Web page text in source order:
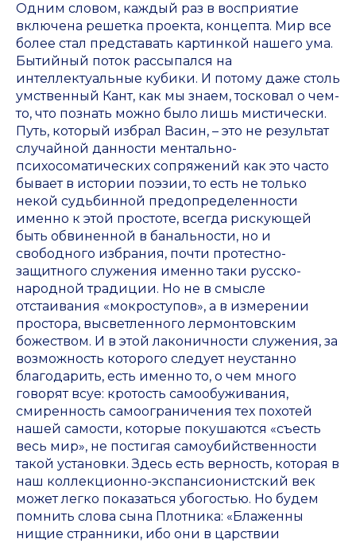
Одним словом, каждый раз в восприятие
включена решетка проекта, концепта. Мир все
более стал представать картинкой нашего ума.
Бытийный поток рассыпался на
интеллектуальные кубики. И потому даже столь
умственный Кант, как мы знаем, тосковал о чем-
то, что познать можно было лишь мистически.
Путь, который избрал Васин, – это не результат
случайной данности ментально-
психосоматических сопряжений как это часто
бывает в истории поэзии, то есть не только
некой судьбинной предопределенности
именно к этой простоте, всегда рискующей
быть обвиненной в банальности, но и
свободного избрания, почти протестно-
защитного служения именно таки русско-
народной традиции. Но не в смысле
отстаивания «мокроступов», а в измерении
простора, высветленного лермонтовским
божеством. И в этой лаконичности служения, за
возможность которого следует неустанно
благодарить, есть именно то, о чем много
говорят всуе: кротость самообуживания,
смиренность самоограничения тех похотей
нашей самости, которые покушаются «съесть
весь мир», не постигая самоубийственности
такой установки. Здесь есть верность, которая в
наш коллекционно-экспансионистский век
может легко показаться убогостью. Но будем
помнить слова сына Плотника: «Блаженны
нищие странники, ибо они в царствии